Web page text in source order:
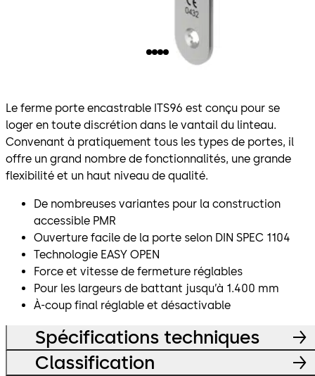
Le ferme porte encastrable ITS96 est conçu pour se
loger en toute discrétion dans le vantail du linteau.
Convenant à pratiquement tous les types de portes, il
offre un grand nombre de fonctionnalités, une grande
flexibilité et un haut niveau de qualité.
De nombreuses variantes pour la construction
accessible PMR
Ouverture facile de la porte selon DIN SPEC 1104
Technologie EASY OPEN
Force et vitesse de fermeture réglables
Pour les largeurs de battant jusqu’à 1.400 mm
À-coup final réglable et désactivable
Spécifications techniques
Classification